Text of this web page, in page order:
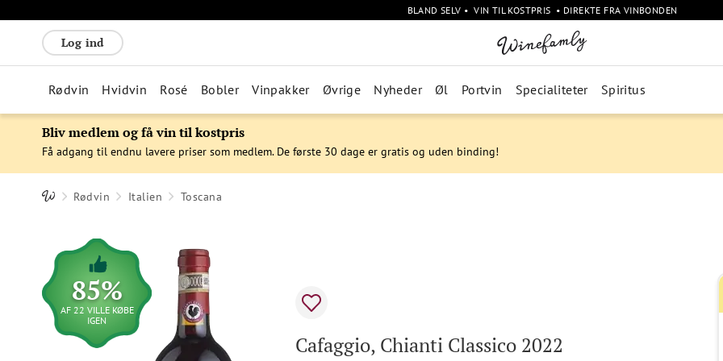
BLAND SELV • VIN TIL KOSTPRIS • DIREKTE FRA VINBONDEN
Log ind
Rødvin Hvidvin Rosé Bobler Vinpakker Øvrige Nyheder Øl Portvin Specialiteter Spiritus
Bliv medlem og få vin til kostpris
Få adgang til endnu lavere priser som medlem. De første 30 dage er gratis og uden binding!
Rødvin Italien Toscana
Cafaggio, Chianti Classico 2022
85%
AF 22 VILLE KØBE
IGEN